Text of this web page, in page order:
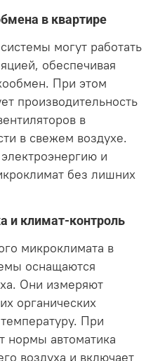
в квартире
могут работать
обеспечивая
При этом
производительность
в
в свежем воздухе.
и
без лишних
и климат-контроль
микроклимата в
оснащаются
Они измеряют
органических
При
нормы автоматика
воздуха и включает